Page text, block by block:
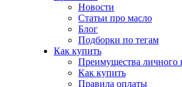
Новости
Статьи про масло
Блог
Подборки по тегам
Как купить
Преимущества личного
Как купить
Правила оплаты